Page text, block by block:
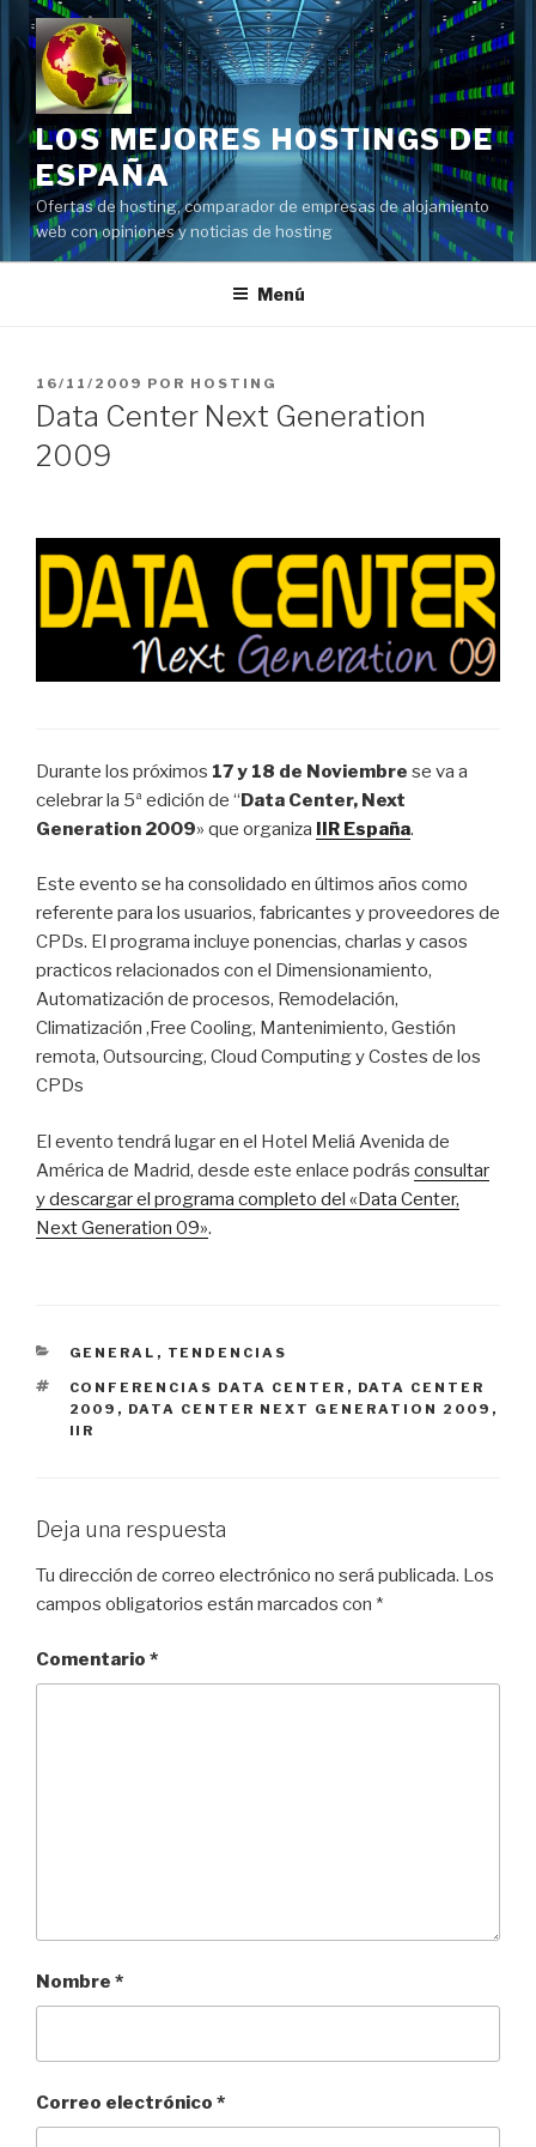
Saltar
contenido
LOS MEJORES HOSTINGS DE
ESPAÑA
Ofertas de hosting, comparador de empresas de alojamiento
web con opiniones y noticias de hosting
Menú
PUBLICADO
EL
16/11/2009 POR HOSTING
Data Center Next Generation
2009
Durante los próximos 17 y 18 de Noviembre se va a
celebrar la 5ª edición de “Data Center, Next
Generation 2009» que organiza IIR España.
Este evento se ha consolidado en últimos años como
referente para los usuarios, fabricantes y proveedores de
CPDs. El programa incluye ponencias, charlas y casos
practicos relacionados con el Dimensionamiento,
Automatización de procesos, Remodelación,
Climatización ,Free Cooling, Mantenimiento, Gestión
remota, Outsourcing, Cloud Computing y Costes de los
CPDs
El evento tendrá lugar en el Hotel Meliá Avenida de
América de Madrid, desde este enlace podrás consultar
y descargar el programa completo del «Data Center,
Next Generation 09».
CATEGORÍAS
GENERAL , TENDENCIAS
ETIQUETAS
CONFERENCIAS DATA CENTER , DATA CENTER
2009 , DATA CENTER NEXT GENERATION 2009 ,
IIR
Deja una respuesta
Tu dirección de correo electrónico no será publicada. Los
campos obligatorios están marcados con *
Comentario *
Nombre *
Correo electrónico *